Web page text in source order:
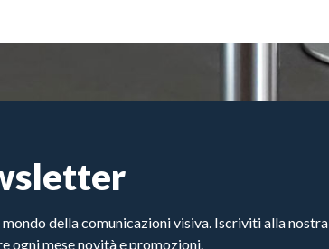
della comunicazioni visiva. Iscriviti alla nostra
ogni mese novità e promozioni.